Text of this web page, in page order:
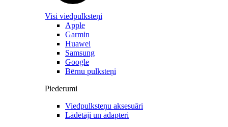
Visi viedpulksteņi
Apple
Garmin
Huawei
Samsung
Google
Bērnu pulksteņi
Piederumi
Viedpulksteņu aksesuāri
Lādētāji un adapteri